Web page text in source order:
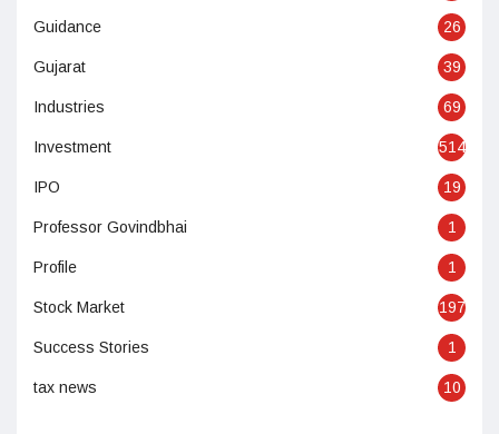
Guidance 26
Gujarat 39
Industries 69
Investment 514
IPO 19
Professor Govindbhai 1
Profile 1
Stock Market 197
Success Stories 1
tax news 10